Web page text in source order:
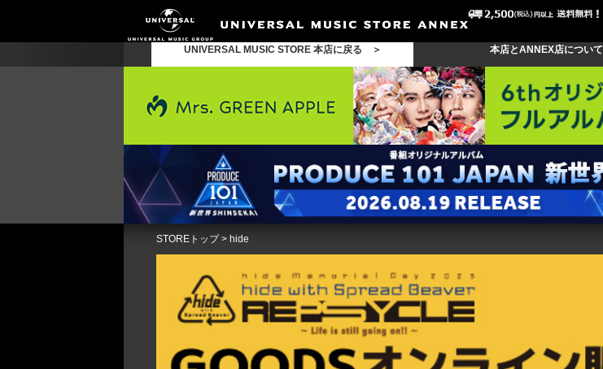
UNIVERSAL MUSIC STORE 本店に戻る ＞ 本店とANNEX店について
STOREトップ> hide